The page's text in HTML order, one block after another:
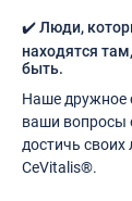
✔️ Люди,
находятся
быть.
Наше дружное
ваши вопросы
достичь
CeVitalis®.